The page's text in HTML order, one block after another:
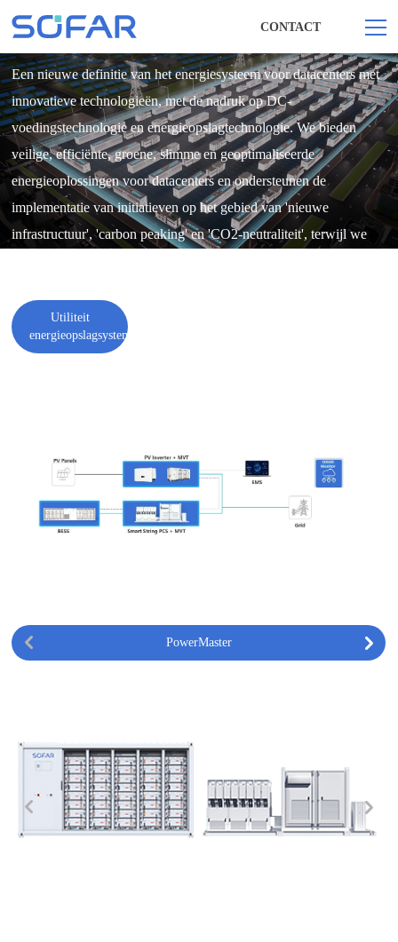
CONTACT
UTILITEIT ENERGIEOPSLAGOPLOSSINGEN
Een nieuwe definitie van het energiesysteem voor datacenters met
innovatieve technologieën, met de nadruk op DC-
voedingstechnologie en energieopslagtechnologie. We bieden
veilige, efficiënte, groene, slimme en geoptimaliseerde
energieoplossingen voor datacenters en ondersteunen de
implementatie van initiatieven op het gebied van 'nieuwe
infrastructuur', 'carbon peaking' en 'CO2-neutraliteit', terwijl we
Utiliteit
energieopslagsystemen
PowerMaster